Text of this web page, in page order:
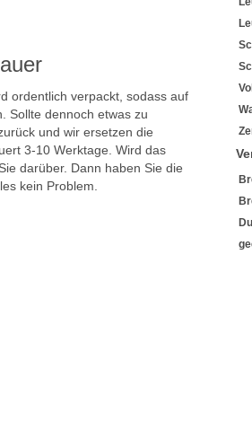
ordentlich verpackt, sodass auf
Sollte dennoch etwas zu
und wir ersetzen die
3-10 Werktage. Wird das
darüber. Dann haben Sie die
kein Problem.